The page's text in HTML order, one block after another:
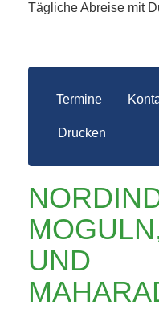
Tägliche Abreise mit
Termine
Drucken
UND